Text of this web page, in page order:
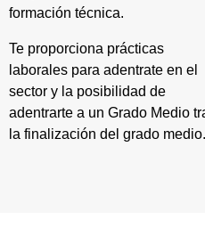
formación técnica.
Te proporciona prácticas
laborales para adentrate en el
sector y la posibilidad de
adentrarte a un Grado Medio
la finalización del grado medio.